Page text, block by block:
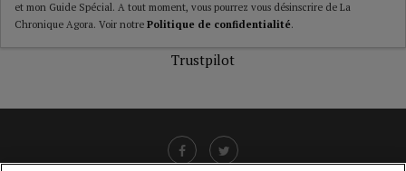
et mon Guide Spécial. A tout moment, vous pourrez vous désinscrire de La
Chronique Agora. Voir notre Politique de confidentialité.
Trustpilot